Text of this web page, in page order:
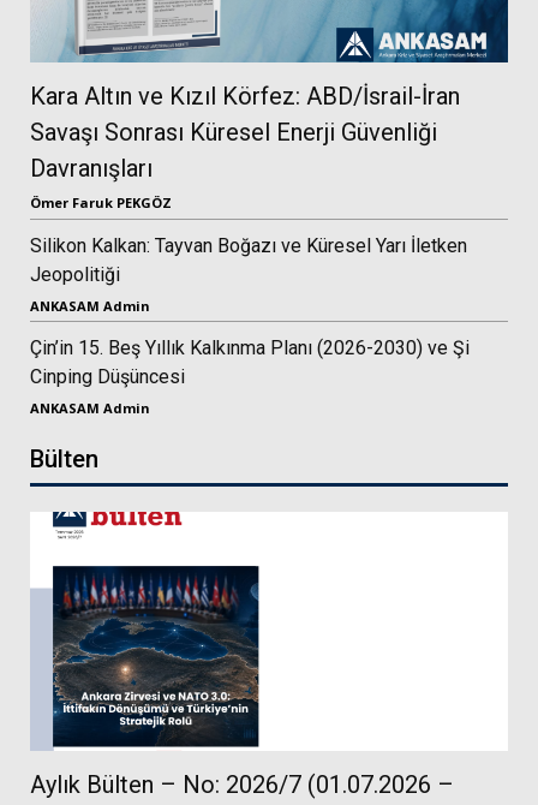
Kara Altın ve Kızıl Körfez: ABD/İsrail-İran
Savaşı Sonrası Küresel Enerji Güvenliği
Davranışları
Ömer Faruk PEKGÖZ
Silikon Kalkan: Tayvan Boğazı ve Küresel Yarı İletken
Jeopolitiği
ANKASAM Admin
Çin’in 15. Beş Yıllık Kalkınma Planı (2026-2030) ve Şi
Cinping Düşüncesi
ANKASAM Admin
Bülten
Aylık Bülten – No: 2026/7 (01.07.2026 –